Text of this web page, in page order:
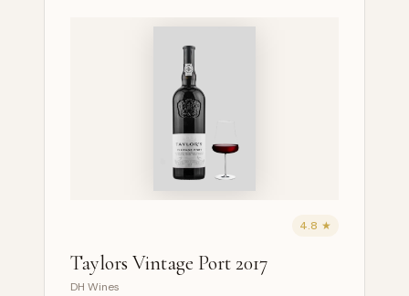
4.8 ★
Taylors Vintage Port 2017
DH Wines